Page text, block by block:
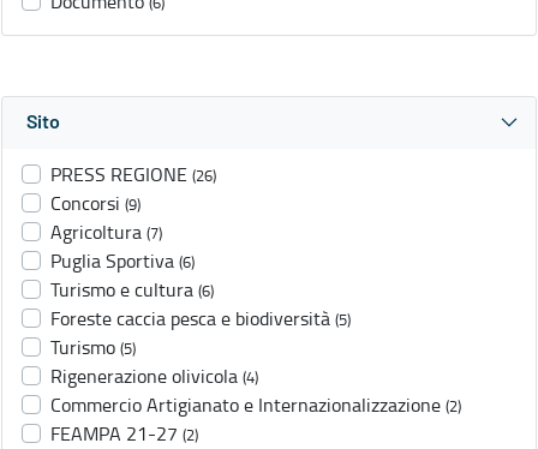
Sito
PRESS REGIONE (26)
Concorsi (9)
Agricoltura (7)
Puglia Sportiva (6)
Turismo e cultura (6)
Foreste caccia pesca e biodiversità (5)
Turismo (5)
Rigenerazione olivicola (4)
Commercio Artigianato e Internazionalizzazione (2)
FEAMPA 21-27 (2)